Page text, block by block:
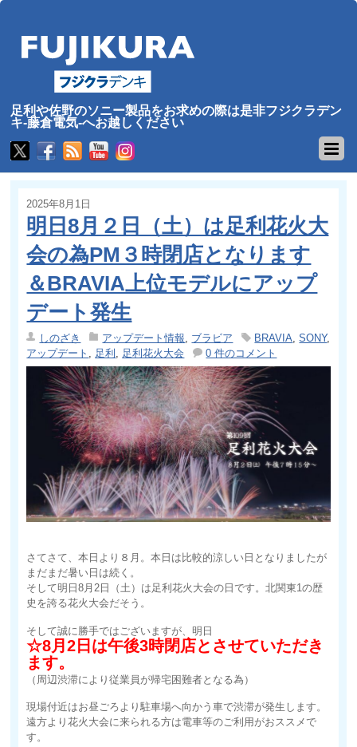
足利や佐野のソニー製品をお求めの際は是非フジクラデン
キ-藤倉電気-へお越しください
2025年8月1日
明日8月２日（土）は足利花火大
会の為PM３時閉店となります
＆BRAVIA上位モデルにアップ
デート発生
しのざき アップデート情報 ブラビア BRAVIA ,SONY,
アップデート
足利 足利花火大会 0 件のコメント
さてさて、本日より８月。本日は比較的涼しい日となりましたが
まだまだ暑い日は続く。
そして明日8月2日（土）は足利花火大会の日です。北関東1の歴
史を誇る花火大会だそう。
そして誠に勝手ではございますが、明日
☆8月2日は午後3時閉店とさせていただき
ます。
（周辺渋滞により従業員が帰宅困難者となる為）
現場付近はお昼ごろより駐車場へ向かう車で渋滞が発生します。
遠方より花火大会に来られる方は電車等のご利用がおススメで
す。